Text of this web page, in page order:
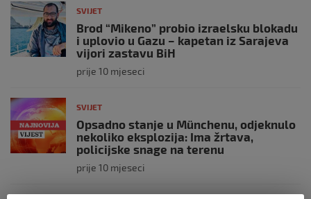
SVIJET
Brod “Mikeno” probio izraelsku blokadu
i uplovio u Gazu – kapetan iz Sarajeva
vijori zastavu BiH
prije 10 mjeseci
SVIJET
Opsadno stanje u Münchenu, odjeknulo
nekoliko eksplozija: Ima žrtava,
policijske snage na terenu
prije 10 mjeseci